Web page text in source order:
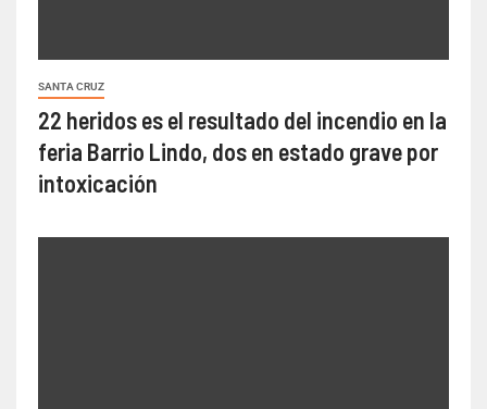
SANTA CRUZ
22 heridos es el resultado del incendio en la
feria Barrio Lindo, dos en estado grave por
intoxicación